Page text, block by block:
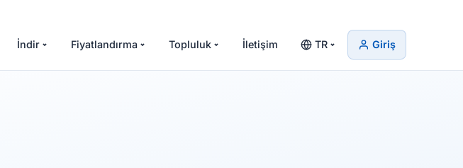
İndir Fiyatlandırma Topluluk İletişim TR Giriş